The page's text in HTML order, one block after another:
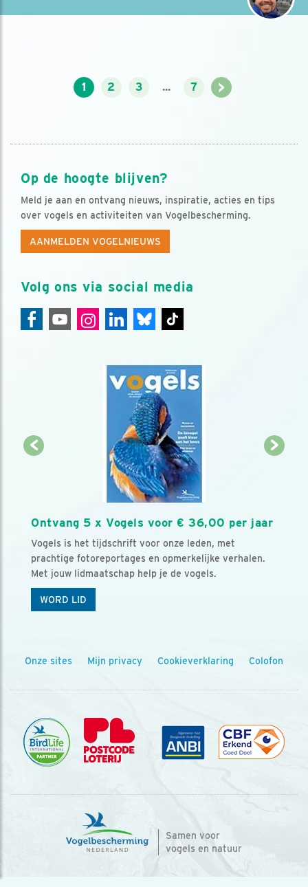
1 2 3 ... 7 >
Op de hoogte blijven?
Meld je aan en ontvang nieuws, inspiratie, acties en tips
over vogels en activiteiten van Vogelbescherming.
AANMELDEN VOGELNIEUWS
Volg ons via social media
Ontvang 5 x Vogels voor € 36,00 per jaar
Vogels is het tijdschrift voor onze leden, met
prachtige fotoreportages en opmerkelijke verhalen.
Met jouw lidmaatschap help je de vogels.
WORD LID
Onze sites Mijn privacy Cookieverklaring Colofon
Samen voor
vogels en natuur